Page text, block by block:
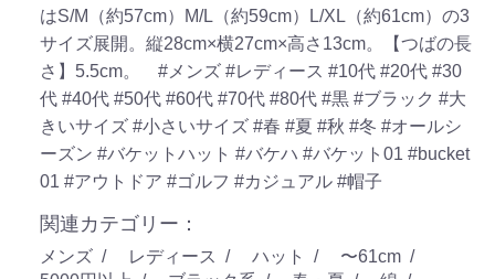
はS/M（約57cm）M/L（約59cm）L/XL（約61cm）の3
サイズ展開。縦28cm×横27cm×高さ13cm。【つばの長
さ】5.5cm。 #メンズ #レディース #10代 #20代 #30
代 #40代 #50代 #60代 #70代 #80代 #黒 #ブラック #大
きいサイズ #小さいサイズ #春 #夏 #秋 #冬 #オールシ
ーズン #バケットハット #バケハ #バケット01 #bucket
01 #アウトドア #ゴルフ #カジュアル #帽子
関連カテゴリー：
メンズ レディース ハット
〜61cm